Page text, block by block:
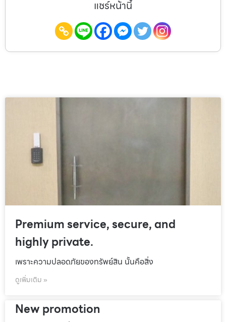
แชร์หน้านี้
Premium service, secure, and
highly private.
เพราะความปลอดภัยของทรัพย์สิน นั้นคือสิ่ง
ดูเพิ่มเติม »
New promotion